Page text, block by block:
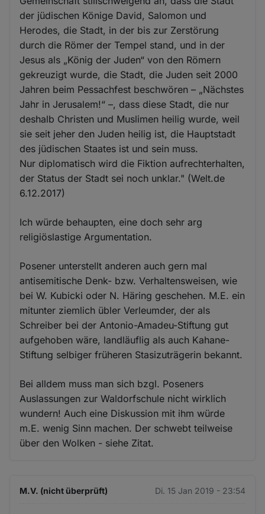
der jüdischen Könige David, Salomon und
Herodes, die Stadt, in der bis zur Zerstörung
durch die Römer der Tempel stand, und in der
Jesus als „König der Juden“ von den Römern
gekreuzigt wurde, die Stadt, die Juden seit 2000
Jahren beim Pessachfest beschwören – „Nächstes
Jahr in Jerusalem!“ –, dass diese Stadt, die nur
deshalb Christen und Muslimen heilig wurde, weil
sie seit jeher den Juden heilig ist, die Hauptstadt
des jüdischen Staates ist und sein muss.
Nur diplomatisch wird die Fiktion aufrechterhalten,
der Status der Stadt sei noch unklar." (Welt.de
6.12.2017)
Ich würde behaupten, eine doch sehr arg
religiöslastige Argumentation.
Posener unterstellt anderen auch gern mal
antisemitische Denk- bzw. Verhaltensweisen, wie
bei W. Kubicki oder N. Häring geschehen. M.E. ein
mitunter ziemlich übler Verleumder, der als
Schreiber bei der Antonio-Amadeu-Stiftung gut
aufgehoben wäre, landläuflig als auch Kahane-
Stiftung selbiger früheren Stasizuträgerin bekannt.
Bei alldem muss man sich bzgl. Poseners
Auslassungen zur Waldorfschule nicht wirklich
wundern! Auch eine Diskussion mit ihm würde
m.E. wenig Sinn machen. Der schwebt teilweise
über den Wolken - siehe Zitat.
M.V. (nicht überprüft) Di. 15 Jan 2019 - 23:54